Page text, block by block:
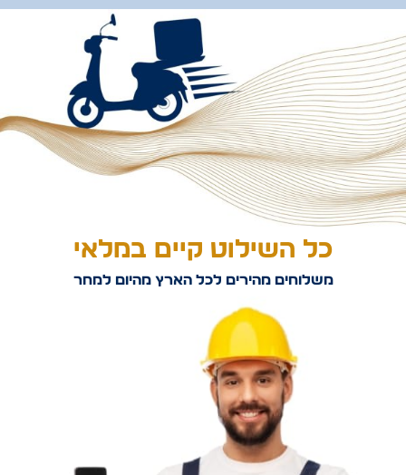
כל השילוט קיים במלאי
משלוחים מהירים לכל הארץ מהיום למחר